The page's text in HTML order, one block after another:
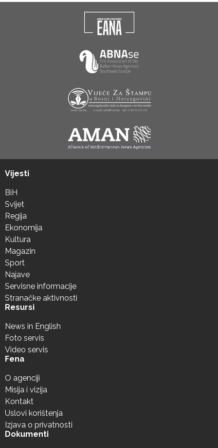
Vijesti
BiH
Svijet
Regija
Ekonomija
Kultura
Magazin
Sport
Najave
Servisne informacije
Stranačke aktivnosti
Resursi
News in English
Foto servis
Video servis
Fena
O agenciji
Misija i vizija
Kontakt
Uslovi korištenja
Izjava o privatnosti
Dokumenti